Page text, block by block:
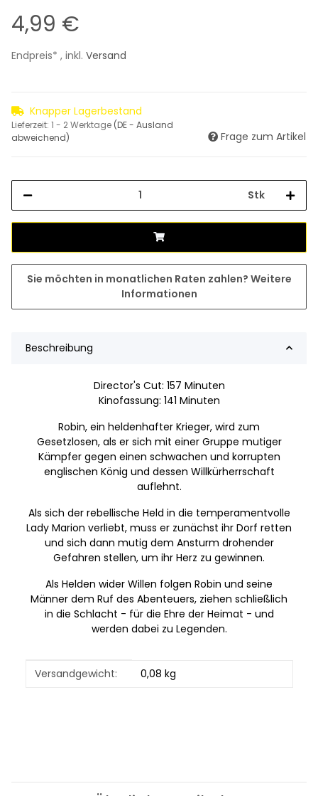
4,99 €
Endpreis* , inkl. Versand
Knapper Lagerbestand
Lieferzeit: 1 - 2 Werktage (DE - Ausland
abweichend)
Frage zum Artikel
Stk
Sie möchten in monatlichen Raten zahlen? Weitere
Informationen
Beschreibung
Director's Cut: 157 Minuten
Kinofassung: 141 Minuten
Robin, ein heldenhafter Krieger, wird zum
Gesetzlosen, als er sich mit einer Gruppe mutiger
Kämpfer gegen einen schwachen und korrupten
englischen König und dessen Willkürherrschaft
auflehnt.
Als sich der rebellische Held in die temperamentvolle
Lady Marion verliebt, muss er zunächst ihr Dorf retten
und sich dann mutig dem Ansturm drohender
Gefahren stellen, um ihr Herz zu gewinnen.
Als Helden wider Willen folgen Robin und seine
Männer dem Ruf des Abenteuers, ziehen schließlich
in die Schlacht - für die Ehre der Heimat - und
werden dabei zu Legenden.
Produkteigenschaft
Wert
Versandgewicht: 0,08 kg